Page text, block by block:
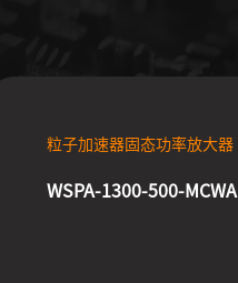
粒子加速器固态功率放大器
WSPA-1300-500-MCWA